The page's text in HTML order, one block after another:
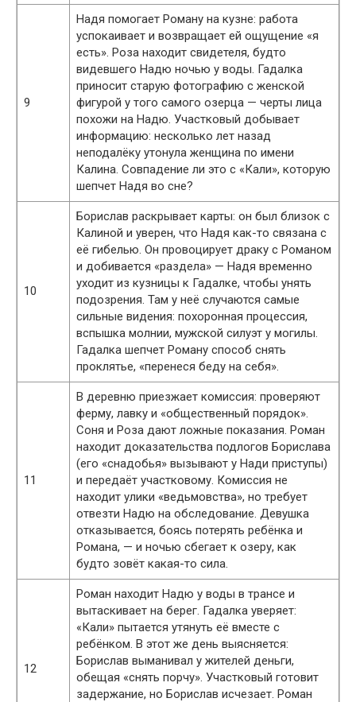
9
Надя помогает Роману на кузне: работа
успокаивает и возвращает ей ощущение «я
есть». Роза находит свидетеля, будто
видевшего Надю ночью у воды. Гадалка
приносит старую фотографию с женской
фигурой у того самого озерца — черты лица
похожи на Надю. Участковый добывает
информацию: несколько лет назад
неподалёку утонула женщина по имени
Калина. Совпадение ли это с «Кали», которую
шепчет Надя во сне?
10
Борислав раскрывает карты: он был близок с
Калиной и уверен, что Надя как-то связана с
её гибелью. Он провоцирует драку с Романом
и добивается «раздела» — Надя временно
уходит из кузницы к Гадалке, чтобы унять
подозрения. Там у неё случаются самые
сильные видения: похоронная процессия,
вспышка молнии, мужской силуэт у могилы.
Гадалка шепчет Роману способ снять
проклятье, «перенеся беду на себя».
11
В деревню приезжает комиссия: проверяют
ферму, лавку и «общественный порядок».
Соня и Роза дают ложные показания. Роман
находит доказательства подлогов Борислава
(его «снадобья» вызывают у Нади приступы)
и передаёт участковому. Комиссия не
находит улики «ведьмовства», но требует
отвезти Надю на обследование. Девушка
отказывается, боясь потерять ребёнка и
Романа, — и ночью сбегает к озеру, как
будто зовёт какая-то сила.
12
Роман находит Надю у воды в трансе и
вытаскивает на берег. Гадалка уверяет:
«Кали» пытается утянуть её вместе с
ребёнком. В этот же день выясняется:
Борислав выманивал у жителей деньги,
обещая «снять порчу». Участковый готовит
задержание, но Борислав исчезает. Роман